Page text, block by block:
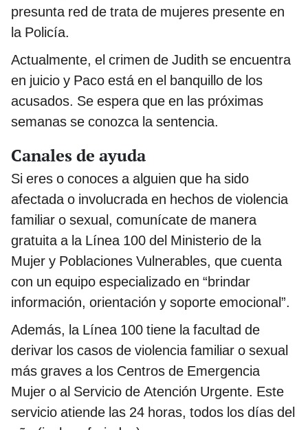
presunta red de trata de mujeres presente en
la Policía.
Actualmente, el crimen de Judith se encuentra
en juicio y Paco está en el banquillo de los
acusados. Se espera que en las próximas
semanas se conozca la sentencia.
Canales de ayuda
Si eres o conoces a alguien que ha sido
afectada o involucrada en hechos de violencia
familiar o sexual, comunícate de manera
gratuita a la Línea 100 del Ministerio de la
Mujer y Poblaciones Vulnerables, que cuenta
con un equipo especializado en “brindar
información, orientación y soporte emocional”.
Además, la Línea 100 tiene la facultad de
derivar los casos de violencia familiar o sexual
más graves a los Centros de Emergencia
Mujer o al Servicio de Atención Urgente. Este
servicio atiende las 24 horas, todos los días del